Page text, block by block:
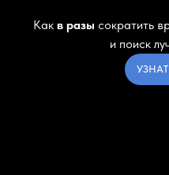
Как в разы сократить
и поиск